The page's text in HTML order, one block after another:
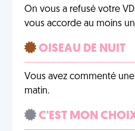
On vous a refusé votre
vous accorde au moins
OISEAU DE NUIT
Vous avez commenté
matin.
C'EST MON